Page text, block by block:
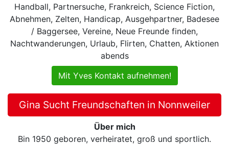
Handball, Partnersuche, Frankreich, Science Fiction,
Abnehmen, Zelten, Handicap, Ausgehpartner, Badesee
/ Baggersee, Vereine, Neue Freunde finden,
Nachtwanderungen, Urlaub, Flirten, Chatten, Aktionen
abends
Mit Yves Kontakt aufnehmen!
Gina Sucht Freundschaften in Nonnweiler
Über mich
Bin 1950 geboren, verheiratet, groß und sportlich.